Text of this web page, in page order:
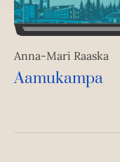
Anna-Mari Raaska
Aamukampa